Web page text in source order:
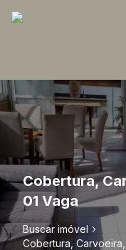
Cobertura,
01 Vaga
Buscar imóvel
Cobertura,